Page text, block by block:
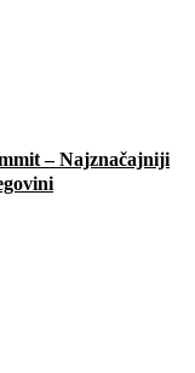
– Najznačajniji